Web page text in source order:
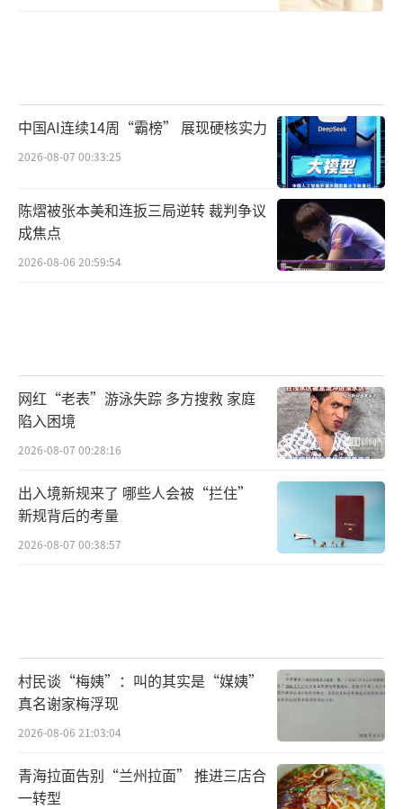
中国AI连续14周“霸榜” 展现硬核实力
2026-08-07 00:33:25
陈熠被张本美和连扳三局逆转 裁判争议
成焦点
2026-08-06 20:59:54
网红“老表”游泳失踪 多方搜救 家庭
陷入困境
2026-08-07 00:28:16
出入境新规来了 哪些人会被“拦住”
新规背后的考量
2026-08-07 00:38:57
村民谈“梅姨”：叫的其实是“媒姨”
真名谢家梅浮现
2026-08-06 21:03:04
青海拉面告别“兰州拉面” 推进三店合
一转型